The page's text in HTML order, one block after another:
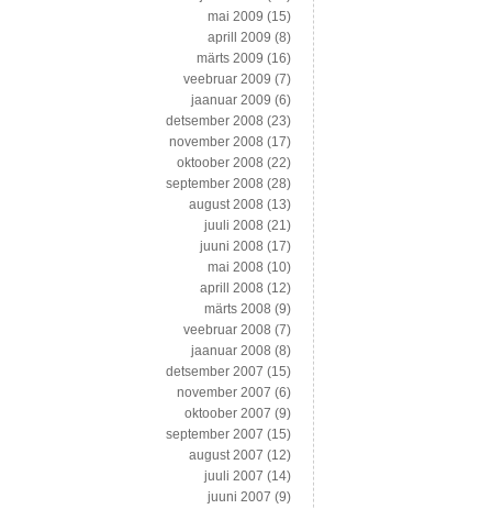
mai 2009 (15)
aprill 2009 (8)
märts 2009 (16)
veebruar 2009 (7)
jaanuar 2009 (6)
detsember 2008 (23)
november 2008 (17)
oktoober 2008 (22)
september 2008 (28)
august 2008 (13)
juuli 2008 (21)
juuni 2008 (17)
mai 2008 (10)
aprill 2008 (12)
märts 2008 (9)
veebruar 2008 (7)
jaanuar 2008 (8)
detsember 2007 (15)
november 2007 (6)
oktoober 2007 (9)
september 2007 (15)
august 2007 (12)
juuli 2007 (14)
juuni 2007 (9)